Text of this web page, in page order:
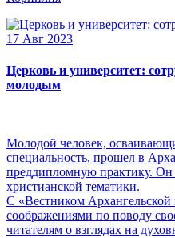
17 Авг 2023
Церковь и университет:
молодым
Молодой человек,
специальность, прошел в
преддипломную практику. Он
христианской тематики.
С «Вестником
соображениями по поводу
читателям о взглядах на